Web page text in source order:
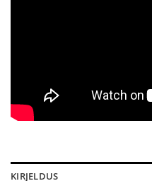
KIRJELDUS